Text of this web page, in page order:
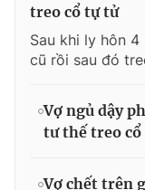
treo cổ tự tử
Sau khi ly hôn
cũ rồi sau đó
Vợ ngủ dậy
tư thế treo cổ
Vợ chết trên